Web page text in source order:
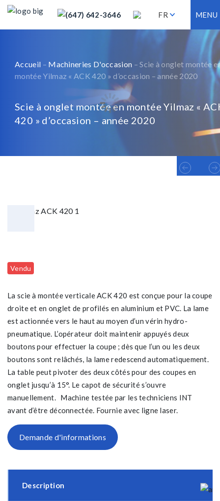
(647) 642-3646 FR MENU
Accueil – Machineries D'occasion – Scie à onglet montée
montée Yilmaz « ACK 420 » d’occasion – année 2020
Scie à onglet montée en montée Yilmaz «
420 » d’occasion – année 2020
Vendu
La scie à montée verticale ACK 420 est conçue pour la coupe
droite et en onglet de profilés en aluminium et PVC. La lame
est actionnée vers le haut au moyen d’un vérin hydro-
pneumatique. L’opérateur doit maintenir appuyés deux
boutons pour effectuer la coupe ; dès que l’un ou les deux
boutons sont relâchés, la lame redescend automatiquement.
La table peut pivoter des deux côtés pour des coupes en
onglet jusqu’à 15°. Le capot de sécurité s’ouvre
manuellement. Machine testée par les techniciens INT
avant d’être déconnectée. Fournie avec ligne laser.
Demande d'informations
Description